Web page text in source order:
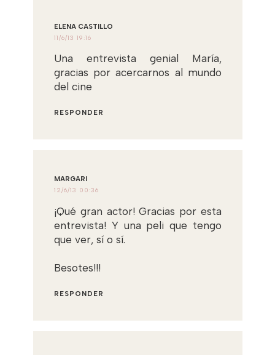
ELENA CASTILLO
11/6/13 19:16
Una entrevista genial María,
gracias por acercarnos al mundo
del cine
RESPONDER
MARGARI
12/6/13 00:36
¡Qué gran actor! Gracias por esta
entrevista! Y una peli que tengo
que ver, sí o sí.
Besotes!!!
RESPONDER